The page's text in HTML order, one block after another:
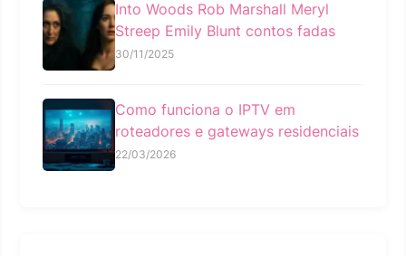
Into Woods Rob Marshall Meryl
Streep Emily Blunt contos fadas
30/11/2025
Como funciona o IPTV em
roteadores e gateways residenciais
22/03/2026